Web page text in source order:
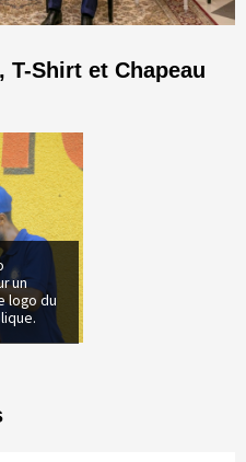
T-Shirt et Chapeau
un
logo du